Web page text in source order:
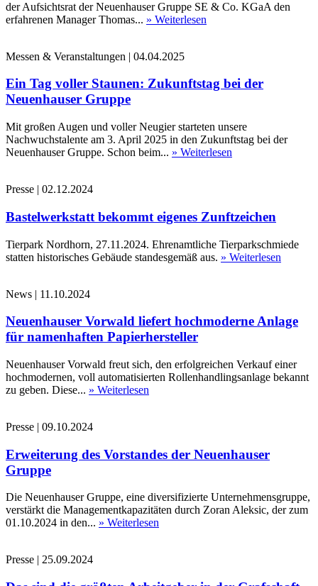
der Aufsichtsrat der Neuenhauser Gruppe SE & Co. KGaA den
erfahrenen Manager Thomas... » Weiterlesen
Messen & Veranstaltungen | 04.04.2025
Ein Tag voller Staunen: Zukunftstag bei der
Neuenhauser Gruppe
Mit großen Augen und voller Neugier starteten unsere
Nachwuchstalente am 3. April 2025 in den Zukunftstag bei der
Neuenhauser Gruppe. Schon beim... » Weiterlesen
Presse | 02.12.2024
Bastelwerkstatt bekommt eigenes Zunftzeichen
Tierpark Nordhorn, 27.11.2024. Ehrenamtliche Tierparkschmiede
statten historisches Gebäude standesgemäß aus. » Weiterlesen
News | 11.10.2024
Neuenhauser Vorwald liefert hochmoderne Anlage
für namenhaften Papierhersteller
Neuenhauser Vorwald freut sich, den erfolgreichen Verkauf einer
hochmodernen, voll automatisierten Rollenhandlingsanlage bekannt
zu geben. Diese... » Weiterlesen
Presse | 09.10.2024
Erweiterung des Vorstandes der Neuenhauser
Gruppe
Die Neuenhauser Gruppe, eine diversifizierte Unternehmensgruppe,
verstärkt die Managementkapazitäten durch Zoran Aleksic, der zum
01.10.2024 in den... » Weiterlesen
Presse | 25.09.2024